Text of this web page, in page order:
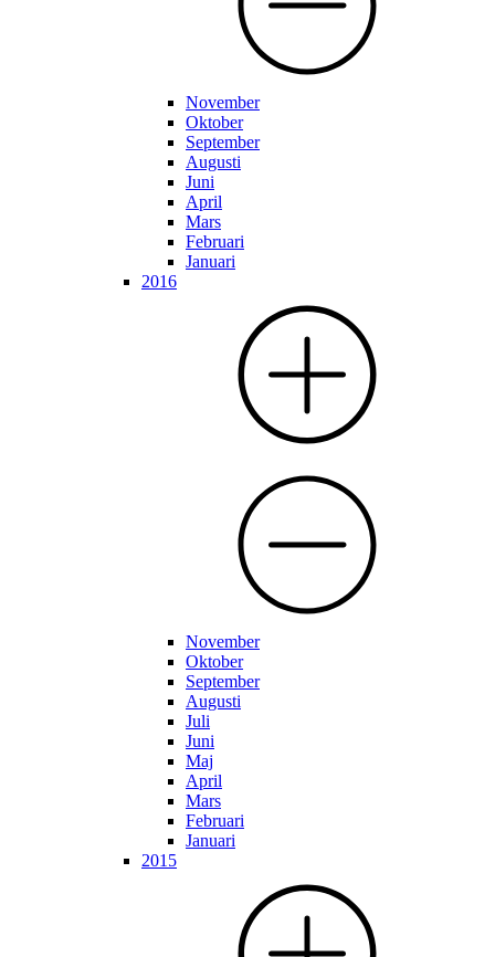
November
Oktober
September
Augusti
Juni
April
Mars
Februari
Januari
2016
November
Oktober
September
Augusti
Juli
Juni
Maj
April
Mars
Februari
Januari
2015